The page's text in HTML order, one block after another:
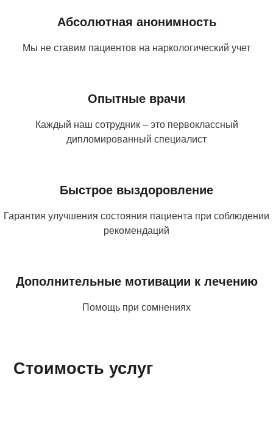
Абсолютная анонимность
Мы не ставим пациентов на наркологический учет
Опытные врачи
Каждый наш сотрудник – это первоклассный
дипломированный специалист
Быстрое выздоровление
Гарантия улучшения состояния пациента при соблюдении
рекомендаций
Дополнительные мотивации к лечению
Помощь при сомнениях
Стоимость услуг